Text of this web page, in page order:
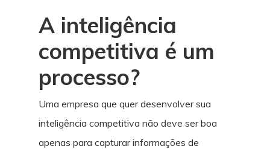
A inteligência
competitiva é um
processo?
Uma empresa que quer desenvolver sua
inteligência competitiva não deve ser boa
apenas para capturar informações de